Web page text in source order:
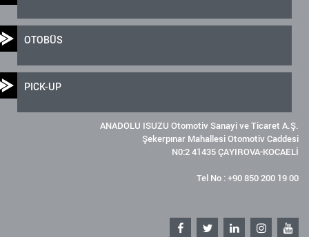
OTOBÜS
PICK-UP
ANADOLU ISUZU Otomotiv Sanayi ve Ticaret A.Ş.
Şekerpınar Mahallesi Otomotiv Caddesi
N0:2 41435 ÇAYIROVA-KOCAELİ
Tel No : +90 850 200 19 00